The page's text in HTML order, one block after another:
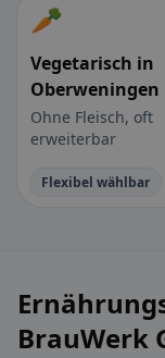
🥕
Vegetarisch in
Oberweningen
Ohne Fleisch, oft
erweiterbar
Flexibel wählbar
BrauWerk